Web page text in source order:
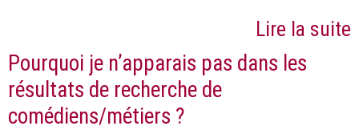
Lire la suite
Pourquoi je n’apparais pas dans les
résultats de recherche de
comédiens/métiers ?